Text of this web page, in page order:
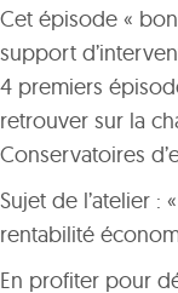
Cet épisode «
support
4 premiers
retrouver sur la
Conservatoires
Sujet de l’atelier :
rentabilité
En profiter pour